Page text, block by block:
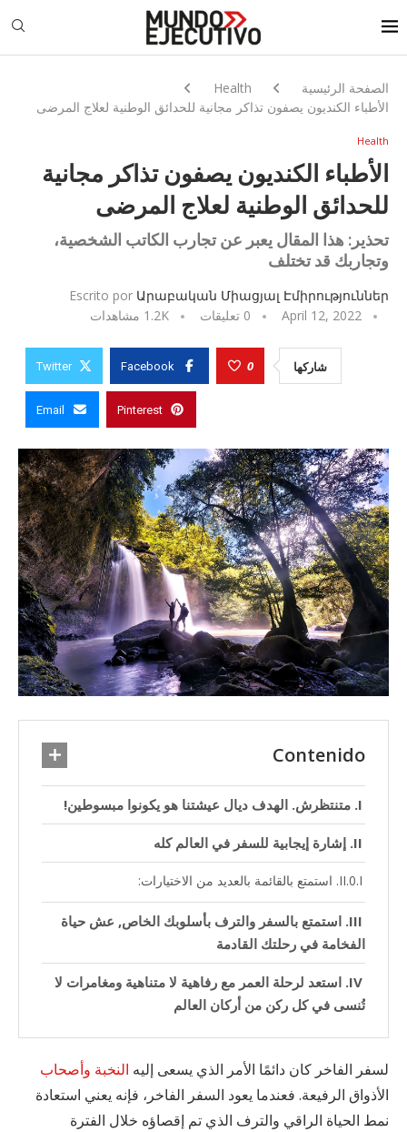
الصفحة الرئيسية
Health
الأطباء الكنديون يصفون تذاكر مجانية للحدائق الوطنية لعلاج المرضى
Health
الأطباء الكنديون يصفون تذاكر مجانية
للحدائق الوطنية لعلاج المرضى
تحذير: هذا المقال يعبر عن تجارب الكاتب الشخصية،
وتجاربك قد تختلف
Escrito por Արաբական Միացյալ Էմիրություններ
April 12, 2022
0 تعليقات 1.2K مشاهدات
شاركها 0
Facebook
Twitter
Pinterest
Email
Contenido
متنتظرش. الهدف ديال عيشتنا هو يكونوا مبسوطين!
إشارة إيجابية للسفر في العالم كله
استمتع بالقائمة بالعديد من الاختيارات:
استمتع بالسفر والترف بأسلوبك الخاص, عش حياة
الفخامة في رحلتك القادمة
استعد لرحلة العمر مع رفاهية لا متناهية ومغامرات لا
تُنسى في كل ركن من أركان العالم
لسفر الفاخر كان دائمًا الأمر الذي يسعى إليه النخبة وأصحاب
الأذواق الرفيعة. فعندما يعود السفر الفاخر، فإنه يعني استعادة
نمط الحياة الراقي والترف الذي تم إقصاؤه خلال الفترة